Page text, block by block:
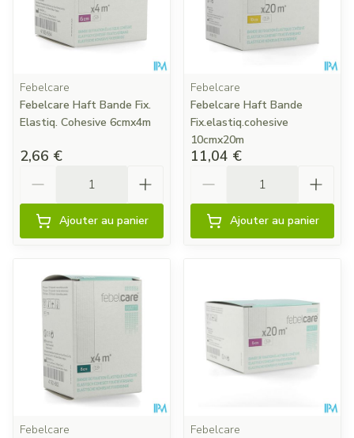
Febelcare
Febelcare Haft Bande Fix.
Elastiq. Cohesive 6cmx4m
2,66 €
Ajouter au panier
Febelcare
Febelcare Haft Bande
Fix.elastiq.cohesive
10cmx20m
11,04 €
Ajouter au panier
Febelcare
Febelcare